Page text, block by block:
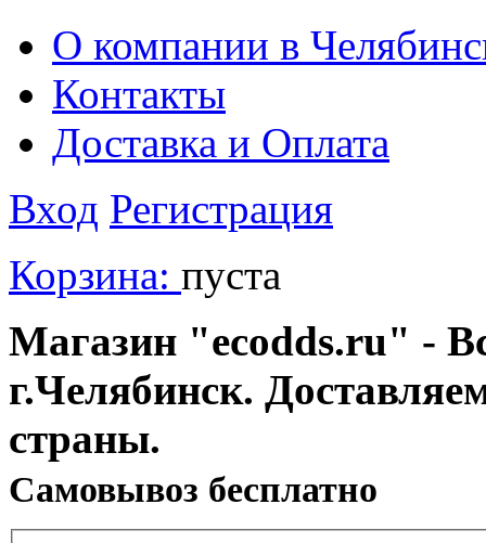
О компании в
Контакты
Доставка и Оплата
Вход Регистрация
Корзина: пуста
Магазин "ecodds.ru" -
г.Челябинск.
страны.
Cамовывоз бесплатно